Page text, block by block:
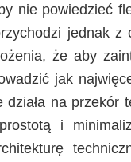
nie powiedzieć
jednak z
że aby
jak
działa na przekór
i